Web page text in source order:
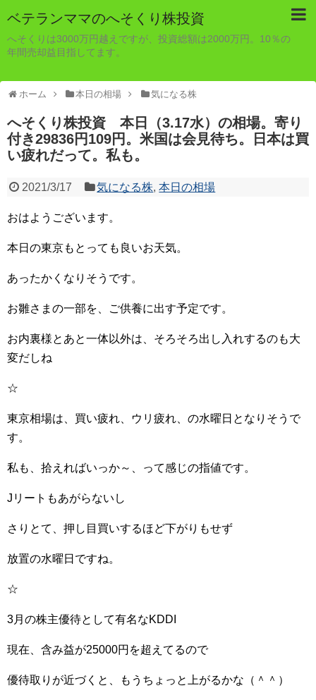
ベテランママのへそくり株投資
へそくりは3000万円越えですが、投資総額は2000万円。10％の
年間売却益目指してます。
ホーム 本日の相場 気になる株
へそくり株投資 本日（3.17水）の相場。寄り
付き29836円109円。米国は会見待ち。日本は買
い疲れだって。私も。
2021/3/17 気になる株,本日の相場
おはようございます。
本日の東京もとっても良いお天気。
あったかくなりそうです。
お雛さまの一部を、ご供養に出す予定です。
お内裏様とあと一体以外は、そろそろ出し入れするのも大
変だしね
☆
東京相場は、買い疲れ、ウリ疲れ、の水曜日となりそうで
す。
私も、拾えればいっか～、って感じの指値です。
Jリートもあがらないし
さりとて、押し目買いするほど下がりもせず
放置の水曜日ですね。
☆
3月の株主優待として有名なKDDI
現在、含み益が25000円を超えてるので
優待取りが近づくと、もうちょっと上がるかな（＾＾）